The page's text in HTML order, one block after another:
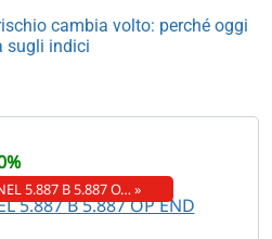
cambia volto: perché oggi
sugli indici
5.887 B 5.887 O… »